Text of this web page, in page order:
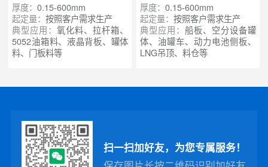
厚度：0.15-600mm
起定量：按照客户需求生产
典型应用：氧化料、拉杆箱、
5052油箱料、液晶背板、罐体
料、门板料等
厚度： 0.15-600mm
起定量： 按照客户需求生产
典型应用： 船板、空分设备罐
体、油罐车、动力电池侧板、
LNG吊顶、料仓等
扫一扫加好友，为您专属服务！